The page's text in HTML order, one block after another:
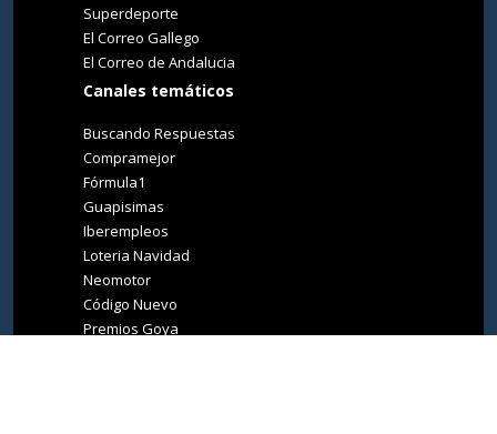
Superdeporte
El Correo Gallego
El Correo de Andalucia
Canales temáticos
Buscando Respuestas
Compramejor
Fórmula1
Guapisimas
Iberempleos
Loteria Navidad
Neomotor
Código Nuevo
Premios Goya